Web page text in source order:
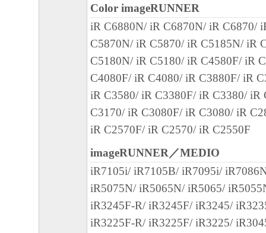
Color imageRUNNER
iR C6880N/ iR C6870N/ iR C6870/
C5870N/ iR C5870/ iR C5185N/ iR
C5180N/ iR C5180/ iR C4580F/ iR
C4080F/ iR C4080/ iR C3880F/ iR
iR C3580/ iR C3380F/ iR C3380/ iR
C3170/ iR C3080F/ iR C3080/ iR
iR C2570F/ iR C2570/ iR C2550F
imageRUNNER／MEDIO
iR7105i/ iR7105B/ iR7095i/
iR5075N/ iR5065N/ iR5065/
iR3245F-R/ iR3245F/ iR3245/
iR3225F-R/ iR3225F/ iR3225/